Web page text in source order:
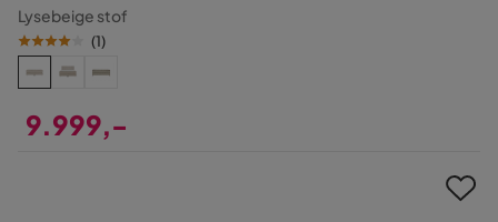
Lysebeige stof
(1)
9.999,-